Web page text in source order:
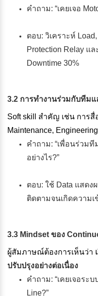
คำถาม: “เคยเจอ
ตอบ: วิเคราะห์
Protection Relay แ
Downtime 30%
3.2 การทำงานร่วมกับทีมแ
Soft skill สำคัญ เช่น การสื่
Maintenance,
คำถาม: “เพื่อนร่วม
อย่างไร?”
ตอบ: ใช้ Data แสดง
ติดตามจนเกิดความ
3.3 Mindset ของ
ผู้สัมภาษณ์ต้องการเห็นว่า
ปรับปรุงอย่างต่อเนื่อง
คำถาม: “เคยเจอระ
Line?”